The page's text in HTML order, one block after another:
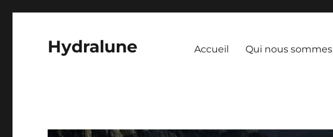
Hydralune Accueil Qui nous sommes